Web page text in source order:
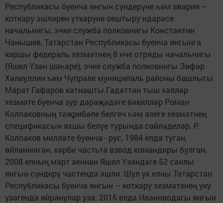
Республикасы буенча янгын сүндерүне һәм авария –
коткару эшләрен үткәрүне оештыру идарәсе
начальнигы, эчке служба полковнигы Константин
Чанышев, Татарстан Республикасы буенча янгынга
каршы федераль хезмәтнең 8 нче отряды начальнигы
(Яшел Үзән шәһәре), эчке служба полковнигы Зөфәр
Хәлиуллин һәм Чүпрәле муниципаль районы башлыгы
Марат Гафаров катнашты.Гадәттән тыш хәлләр
хезмәте буенча зур дәрәҗәдәге вәкилләр Роман
Колпаковның тәҗрибәле белгеч һәм әлеге хезмәтнең
спецификасын яхшы белүе турында сөйләделәр. Р.
Колпаков милләте буенча - рус, 1984 елда туган,
өйләнмәгән, хәрби частьтә взвод командиры булган,
2008 елның март аеннан Яшел Үзәндәге 52 санлы
янгын сүндерү частендә эшли. Шул ук елны Татарстан
Республикасы буенча янгын – коткару хезмәтенең уку
үзәгендә өйрәнүләр уза. 2015 елда Ивановодагы янгын